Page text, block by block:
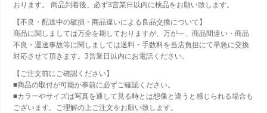
おります。 商品到着後、必ず3営業日以内に検品をお願い致します。
【不良・配送中の破損・商品違いによる良品交換について】
商品に関しましては万全を期しておりますが、万が一、商品間違い・商品
不良・運送事故等に関しましては送料・手数料を当店負担にて早急に交換
対応させて頂きます。3営業日以内にお電話ください。
【ご注文前にご確認ください】
■商品の取付が可能か事前に必ずご確認ください。
■カラーやサイズは写真を通して見る時とは想像と違うと感じられる場合も
ございます。ご理解の上ご注文をお願い致します。